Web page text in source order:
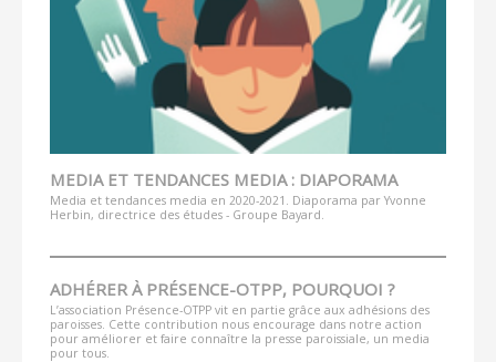
MEDIA ET TENDANCES MEDIA : DIAPORAMA
Media et tendances media en 2020-2021. Diaporama par Yvonne
Herbin, directrice des études - Groupe Bayard.
ADHÉRER À PRÉSENCE-OTPP, POURQUOI ?
L’association Présence-OTPP vit en partie grâce aux adhésions des
paroisses. Cette contribution nous encourage dans notre action
pour améliorer et faire connaître la presse paroissiale, un media
pour tous.